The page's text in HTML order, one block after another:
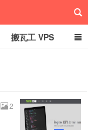
搬瓦工 VPS
2